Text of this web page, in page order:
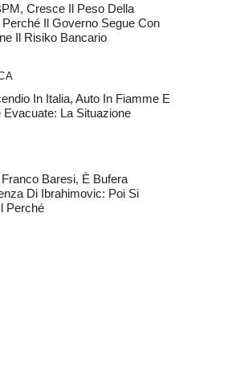
Cresce Il Peso Della
Il Governo Segue Con
Il Risiko Bancario
In Italia, Auto In Fiamme E
Evacuate: La Situazione
Baresi, È Bufera
Di Ibrahimovic: Poi Si
Perché